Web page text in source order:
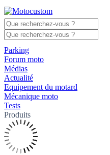
Parking
Forum moto
Médias
Actualité
Equipement du motard
Mécanique moto
Tests
Produits